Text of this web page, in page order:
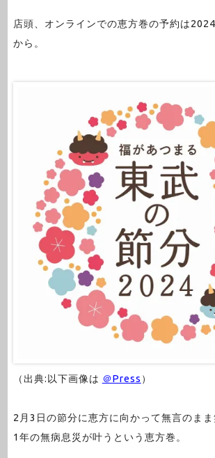
店頭、オンラインでの恵方巻の予約は
から。
（出典:以下画像は ＠Press ）
2月3日の節分に恵方に向かって無言のま
1年の無病息災が叶うという恵方巻。